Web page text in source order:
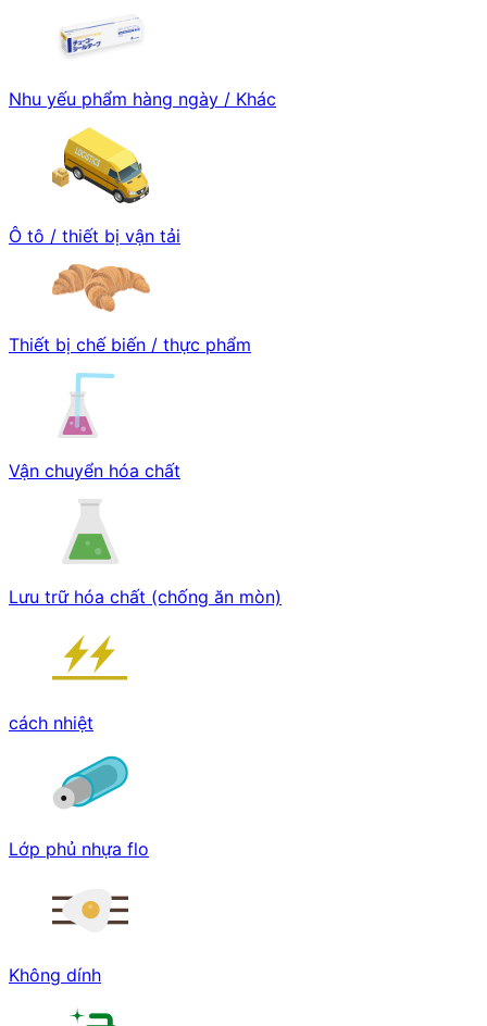
Nhu yếu phẩm hàng ngày / Khác
Ô tô / thiết bị vận tải
Thiết bị chế biến / thực phẩm
Vận chuyển hóa chất
Lưu trữ hóa chất (chống ăn mòn)
cách nhiệt
Lớp phủ nhựa flo
Không dính